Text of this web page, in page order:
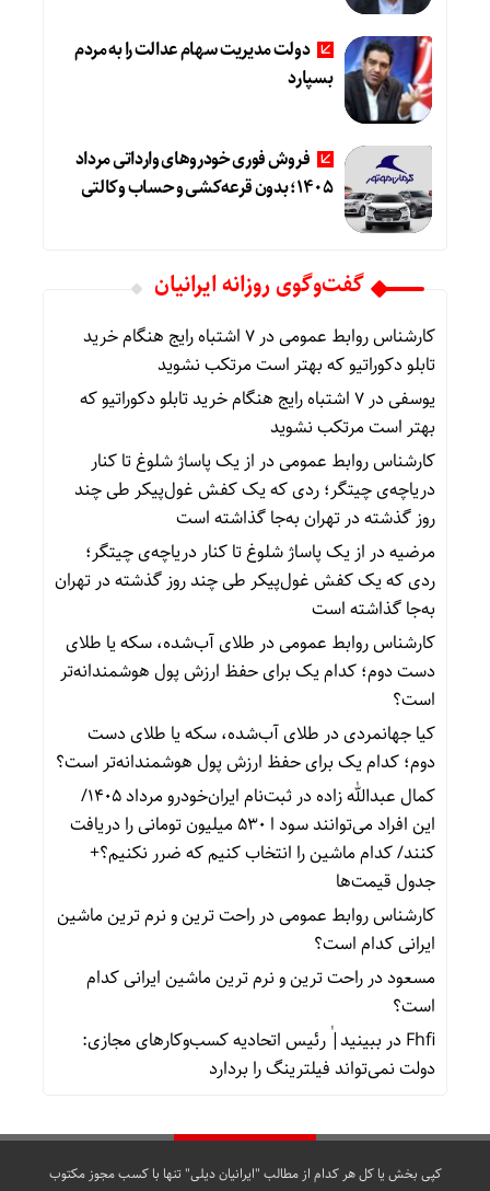
دولت مدیریت سهام عدالت را به مردم
بسپارد
فروش فوری خودروهای وارداتی مرداد
۱۴۰۵؛ بدون قرعه‌کشی و حساب وکالتی
گفت‌وگوی روزانه ایرانیان
کارشناس روابط عمومیدر
۷ اشتباه رایج هنگام خرید
تابلو دکوراتیو که بهتر است مرتکب نشوید
یوسفیدر
۷ اشتباه رایج هنگام خرید تابلو دکوراتیو که
بهتر است مرتکب نشوید
کارشناس روابط عمومیدر از یک پاساژ شلوغ تا کنار
دریاچه‌ی چیتگر؛ ردی که یک کفش غول‌پیکر طی چند
روز گذشته در تهران به‌جا گذاشته است
مرضیهدر از یک پاساژ شلوغ تا کنار دریاچه‌ی چیتگر؛
ردی که یک کفش غول‌پیکر طی چند روز گذشته در تهران
به‌جا گذاشته است
کارشناس روابط عمومیدر طلای آب‌شده، سکه یا طلای
دست دوم؛ کدام یک برای حفظ ارزش پول هوشمندانه‌تر
است؟
کیا جهانمردیدر طلای آب‌شده، سکه یا طلای دست
دوم؛ کدام یک برای حفظ ارزش پول هوشمندانه‌تر است؟
کمال عبدالله زادهدر
ثبت‌نام ایران‌خودرو مرداد ۱۴۰۵/
این افراد می‌توانند سود ا ۵۳۰ میلیون تومانی را دریافت
کنند/ کدام ماشین را انتخاب کنیم که ضرر نکنیم؟+
جدول قیمت‌ها
کارشناس روابط عمومیدرراحت ترین و نرم ترین ماشین
ایرانی کدام است؟
مسعوددرراحت ترین و نرم ترین ماشین ایرانی کدام
است؟
Fhfiدر ببینید| ٰرئیس اتحادیه کسب‌وکارهای مجازی:
دولت نمی‌تواند فیلترینگ را بردارد
کپی بخش یا کل هر کدام از مطالب "ایرانیان دیلی" تنها با کسب مجوز مکتوب